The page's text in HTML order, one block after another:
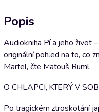
Popis
Audiokniha Pí a jeho život
originální pohled na to, co
Martel, čte Matouš Ruml.
O CHLAPCI, KTERÝ V
Po tragickém ztroskotání